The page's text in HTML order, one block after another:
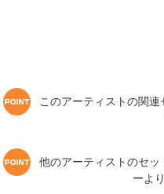
このアーティストの関
他のアーティストのセ
ーよ